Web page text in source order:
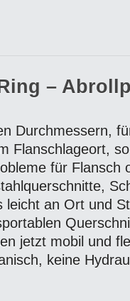
–
Durchmessern,
Flanschlageort,
für Flansch
leicht an Ort und
jetzt mobil und
keine